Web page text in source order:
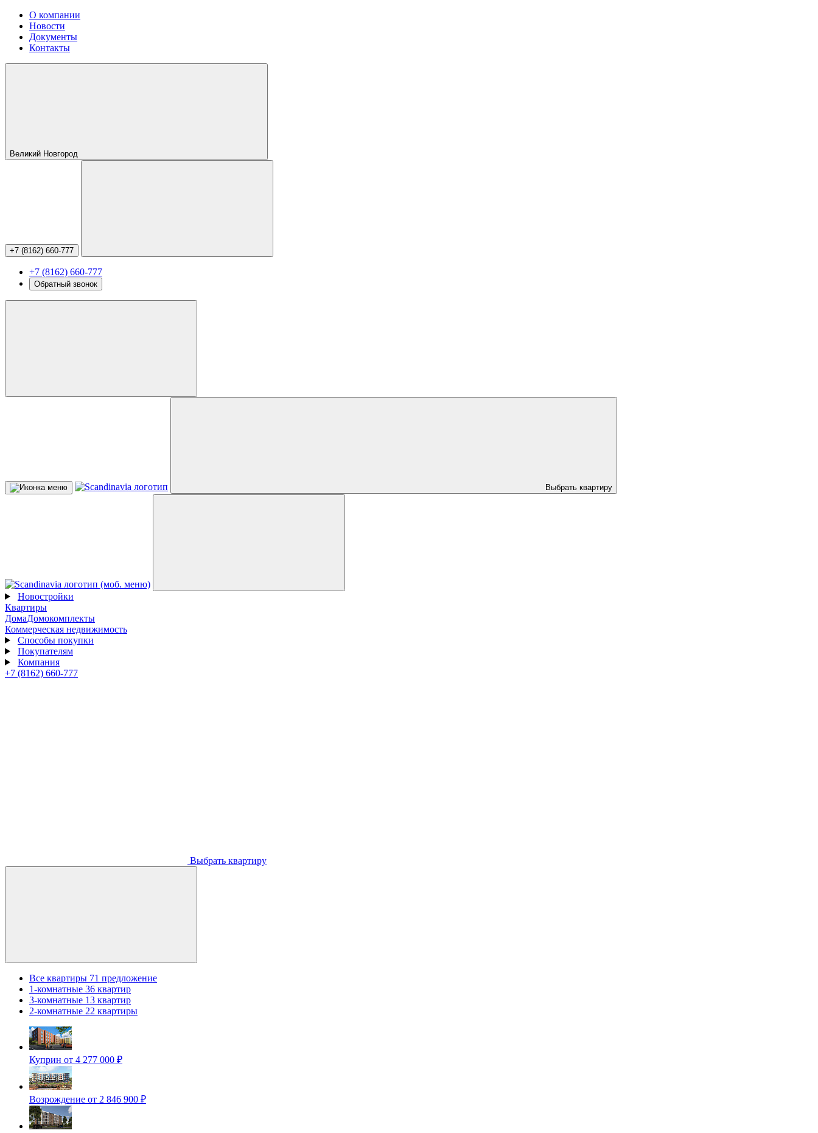
О компании
Новости
Документы
Контакты
Великий Новгород
+7 (8162) 660-777
+7 (8162) 660-777
Обратный звонок
Выбрать квартиру
Новостройки
Квартиры
ДомаДомокомплекты
Коммерческая недвижимость
Способы покупки
Покупателям
Компания
+7 (8162) 660-777
Выбрать квартиру
Все квартиры 71 предложение
1-комнатные 36 квартир
3-комнатные 13 квартир
2-комнатные 22 квартиры
Куприн от 4 277 000 ₽
Возрождение от 2 846 900 ₽